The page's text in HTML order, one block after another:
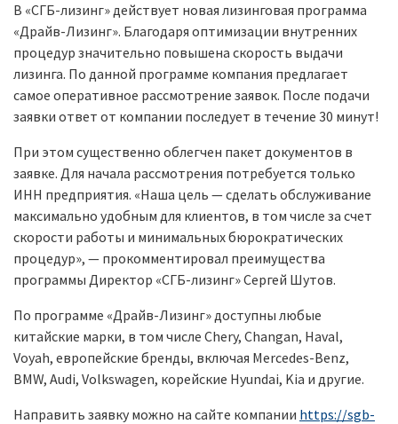
В «СГБ-лизинг» действует новая лизинговая программа
«Драйв-Лизинг». Благодаря оптимизации внутренних
процедур значительно повышена скорость выдачи
лизинга. По данной программе компания предлагает
самое оперативное рассмотрение заявок. После подачи
заявки ответ от компании последует в течение 30 минут!
При этом существенно облегчен пакет документов в
заявке. Для начала рассмотрения потребуется только
ИНН предприятия. «Наша цель — сделать обслуживание
максимально удобным для клиентов, в том числе за счет
скорости работы и минимальных бюрократических
процедур», — прокомментировал преимущества
программы Директор «СГБ-лизинг» Сергей Шутов.
По программе «Драйв-Лизинг» доступны любые
китайские марки, в том числе Chery, Changan, Haval,
Voyah, европейские бренды, включая Mercedes-Benz,
BMW, Audi, Volkswagen, корейские Hyundai, Kia и другие.
Направить заявку можно на сайте компании https://sgb-